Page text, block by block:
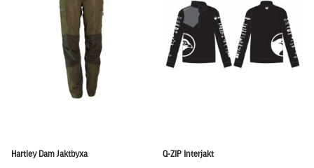
Hartley Dam Jaktbyxa Q-ZIP Interjakt